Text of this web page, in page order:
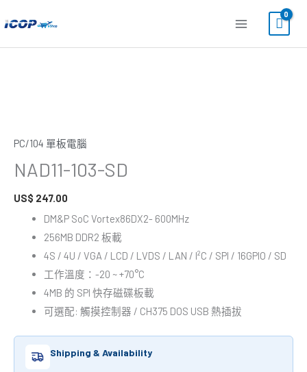
至
主
PC/104 單板電腦
NAD11-103-SD
US$ 247.00
DM&P SoC Vortex86DX2- 600MHz
256MB DDR2 板載
4S / 4U / VGA / LCD / LVDS / LAN / I²C / SPI / 16GPIO / SD
工作溫度：-20 ~ +70°C
4MB 的 SPI 快存磁碟板載
可選配: 觸摸控制器 / CH375 DOS USB 熱插拔
Shipping & Availability
量